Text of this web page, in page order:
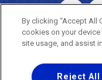
By clicking “Accept All
cookies on your
site usage, and assist
Reject All